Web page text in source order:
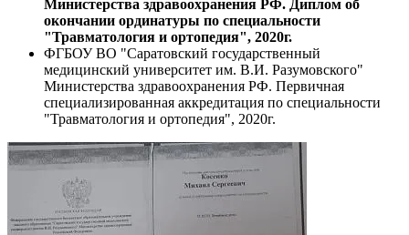
Министерства здравоохранения РФ. Диплом об
окончании ординатуры по специальности
"Травматология и ортопедия", 2020г.
ФГБОУ ВО "Саратовский государственный
медицинский университет им. В.И. Разумовского"
Министерства здравоохранения РФ. Первичная
специализированная аккредитация по специальности
"Травматология и ортопедия", 2020г.